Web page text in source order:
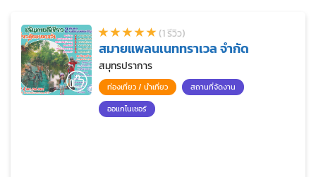
v
g
a
(1 รีวิว)
สมายแพลนเนททราเวล จำกัด
สมุทรปราการ
ท่องเที่ยว / นำเที่ยว
สถานที่จัดงาน
ออแกไนเซอร์